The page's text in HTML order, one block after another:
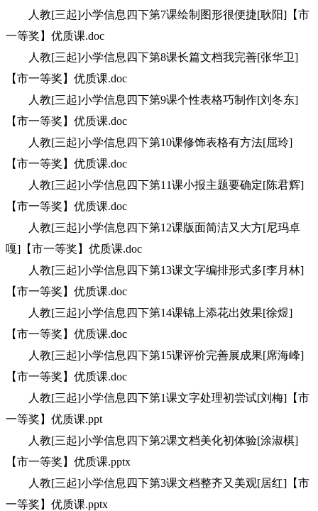
人教[三起]小学信息四下第7课绘制图形很便捷[耿阳]【市
一等奖】优质课.doc
人教[三起]小学信息四下第8课长篇文档我完善[张华卫]
【市一等奖】优质课.doc
人教[三起]小学信息四下第9课个性表格巧制作[刘冬东]
【市一等奖】优质课.doc
人教[三起]小学信息四下第10课修饰表格有方法[屈玲]
【市一等奖】优质课.doc
人教[三起]小学信息四下第11课小报主题要确定[陈君辉]
【市一等奖】优质课.doc
人教[三起]小学信息四下第12课版面简洁又大方[尼玛卓
嘎]【市一等奖】优质课.doc
人教[三起]小学信息四下第13课文字编排形式多[李月林]
【市一等奖】优质课.doc
人教[三起]小学信息四下第14课锦上添花出效果[徐煜]
【市一等奖】优质课.doc
人教[三起]小学信息四下第15课评价完善展成果[席海峰]
【市一等奖】优质课.doc
人教[三起]小学信息四下第1课文字处理初尝试[刘梅]【市
一等奖】优质课.ppt
人教[三起]小学信息四下第2课文档美化初体验[涂淑棋]
【市一等奖】优质课.pptx
人教[三起]小学信息四下第3课文档整齐又美观[居红]【市
一等奖】优质课.pptx